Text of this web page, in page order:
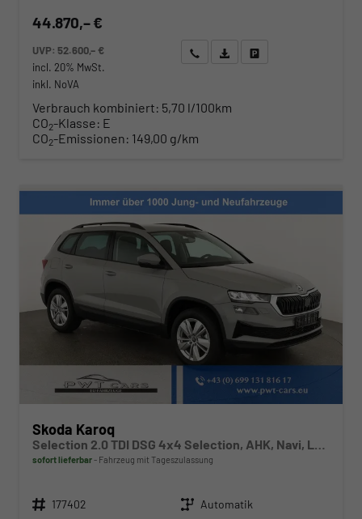
44.870,– €
UVP: 52.600,– €
incl. 20% MwSt.
inkl. NoVA
Wir rufen Sie anAngebot drucken (PDF)
Verbrauch kombiniert: 5,70 l/100km
CO2-Klasse: E
CO2-Emissionen: 149,00 g/km
Skoda Karoq
sofort lieferbar Fahrzeug mit Tageszulassung
Fahrzeugnr. 177402 Getriebe Automatik